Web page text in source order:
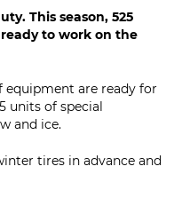
This season, 525
to work on the
equipment are ready for
units of special
and ice.
tires in advance and